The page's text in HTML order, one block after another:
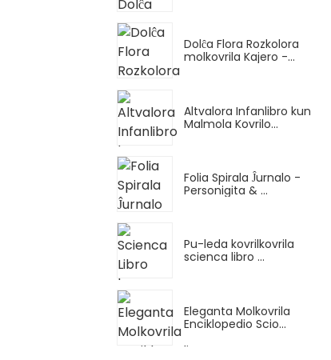
Dolĉa Flora Rozkolora
molkovrila Kajero -...
Altvalora Infanlibro kun
Malmola Kovrilo...
Folia Spirala Ĵurnalo -
Personigita & ...
Pu-leda kovrilkovrila
scienca libro ...
Eleganta Molkovrila
Enciklopedio Scio...